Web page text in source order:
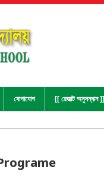
যোগাযোগ [[ রেজাল্ট অনুসন্ধান ]]